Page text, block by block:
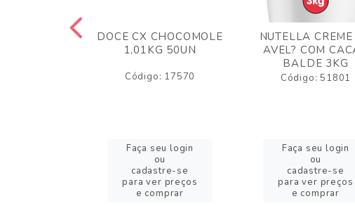
DOCE CX CHOCOMOLE
1,01KG 50UN
Código: 17570
Faça seu login
ou
cadastre-se
para ver preços
e comprar
NUTELLA
AVEL? COM
BALDE 3KG
Código: 51801
Faça seu login
ou
cadastre-se
para ver preços
e comprar